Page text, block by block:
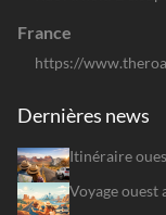
France
https://
Dernières news
Itinéraire
Voyage ouest